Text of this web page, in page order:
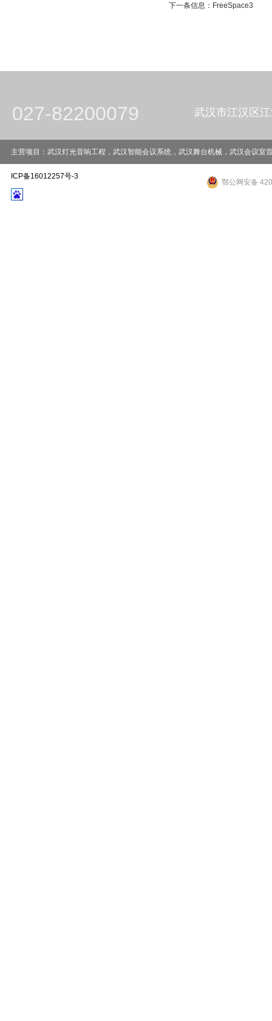
下一条信息： FreeSpace3
027-82200079 武汉市江汉区
主营项目：武汉灯光音响工程，武汉智能会议系统，武汉舞台机械，武汉会议
ICP备16012257号-3
鄂公网安备